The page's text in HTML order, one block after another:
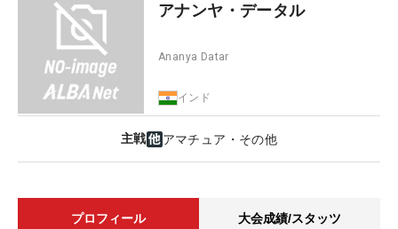
アナンヤ・データル
Ananya Datar
インド
主戦 アマチュア・その他
プロフィール 大会成績/スタッツ